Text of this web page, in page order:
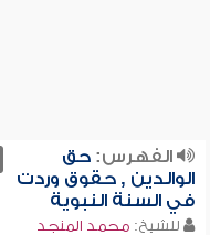
الفهرس:حق
الوالدين , حقوق وردت
في السنة النبوية
للشيخ: محمد المنجد